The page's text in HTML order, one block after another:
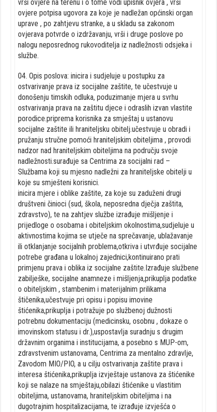
vrši ovjere na terenu i o tome vodi upisnik ovjera , vrši
ovjere potpisa ugovora za koje je nadležan općinski organ
uprave , po zahtjevu stranke, a u skladu sa zakonom
ovjerava potvrde o izdržavanju, vrši i druge poslove po
nalogu neposrednog rukovoditelja iz nadležnosti odsjeka i
službe.
04. Opis poslova: inicira i sudjeluje u postupku za
ostvarivanje prava iz socijalne zaštite, te učestvuje u
donošenju timskih odluka, poduzimanje mjera u svrhu
ostvarivanja prava na zaštitu djece i odraslih izvan vlastite
porodice.priprema korisnika za smještaj u ustanovu
socijalne zaštite ili hraniteljsku obitelj.učestvuje u obradi i
pružanju stručne pomoći hraniteljskim obiteljima , provodi
nadzor nad hraniteljskim obiteljima na području svoje
nadležnosti.surađuje sa Centrima za socijalni rad –
Službama koji su mjesno nadležni za hraniteljske obitelji u
koje su smješteni korisnici.
inicira mjere i oblike zaštite, za koje su zaduženi drugi
društveni činioci (sud, škola, neposredna dječja zaštita,
zdravstvo), te na zahtjev službe izrađuje mišljenje i
prijedloge o osobama i obiteljskim okolnostima,sudjeluje u
aktivnostima kojima se utječe na sprečavanje, ublažavanje
ili otklanjanje socijalnih problema,otkriva i utvrđuje socijalne
potrebe građana u lokalnoj zajednici,kontinuirano prati
primjenu prava i oblika iz socijalne zaštite.Izrađuje službene
zabilješke, socijalne anamneze i mišljenja,prikuplja podatke
o obiteljskim , stambenim i materijalnim prilikama
štičenika,učestvuje pri opisu i popisu imovine
štićenika,prikuplja i potražuje po službenoj dužnosti
potrebnu dokumentaciju (medicinsku, osobnu , dokaze o
imovinskom statusu i dr.),uspostavlja suradnju s drugim
državnim organima i institucijama, a posebno s MUP-om,
zdravstvenim ustanovama, Centrima za mentalno zdravlje,
Zavodom MIO/PIO, a u cilju ostvarivanja zaštite prava i
interesa štićenika,prikuplja izvještaje ustanova za štićenike
koji se nalaze na smještaju,obilazi štićenike u vlastitim
obiteljima, ustanovama, hraniteljskim obiteljima i na
dugotrajnim hospitalizacijama, te izrađuje izvješća o